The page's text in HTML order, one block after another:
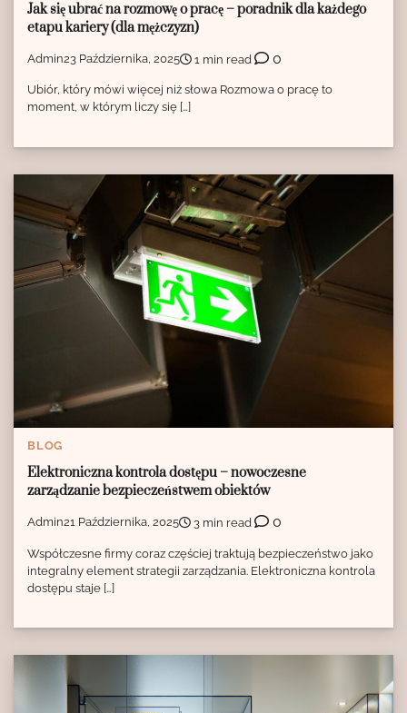
Jak się ubrać na rozmowę o pracę – poradnik dla każdego
etapu kariery (dla mężczyzn)
Admin23 Października, 2025 1 min read 0
Ubiór, który mówi więcej niż słowa Rozmowa o pracę to
moment, w którym liczy się […]
BLOG
Elektroniczna kontrola dostępu – nowoczesne
zarządzanie bezpieczeństwem obiektów
Admin21 Października, 2025 3 min read 0
Współczesne firmy coraz częściej traktują bezpieczeństwo jako
integralny element strategii zarządzania. Elektroniczna kontrola
dostępu staje […]